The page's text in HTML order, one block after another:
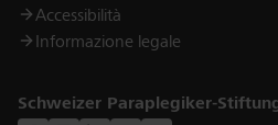
Accessibilità
Informazione legale
Schweizer Paraplegiker-